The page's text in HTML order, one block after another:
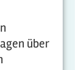
über